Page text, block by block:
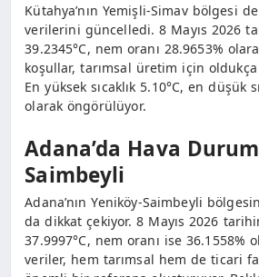
Kütahya’nın Yemişli-Simav bölgesi
verilerini güncelledi. 8 Mayıs 2026
39.2345°C, nem oranı 28.9653%
koşullar, tarımsal üretim için
En yüksek sıcaklık 5.10°C, en düşük
olarak öngörülüyor.
Adana’da Hava
Saimbeyli
Adana’nın Yeniköy-Saimbeyli
da dikkat çekiyor. 8 Mayıs 2026
37.9997°C, nem oranı ise 36.1558%
veriler, hem tarımsal hem de ticari